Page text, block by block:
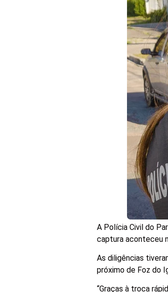
A Polícia Civil do
captura aconteceu
As diligências
próximo de Foz do
“Graças à troca